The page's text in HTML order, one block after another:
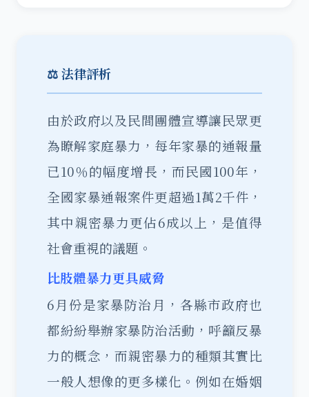
⚖️ 法律評析
由於政府以及民間團體宣導讓民眾更
為瞭解家庭暴力，每年家暴的通報量
已10％的幅度增長，而民國100年，
全國家暴通報案件更超過1萬2千件，
其中親密暴力更佔6成以上，是值得
社會重視的議題。
比肢體暴力更具威脅
6月份是家暴防治月，各縣市政府也
都紛紛舉辦家暴防治活動，呼籲反暴
力的概念，而親密暴力的種類其實比
一般人想像的更多樣化。例如在婚姻